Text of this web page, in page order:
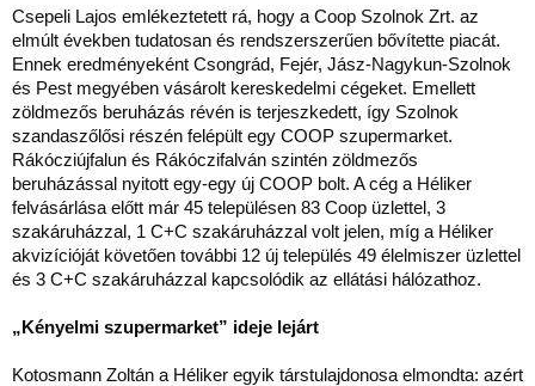
Csepeli Lajos emlékeztetett rá, hogy a Coop Szolnok Zrt. az
elmúlt években tudatosan és rendszerszerűen bővítette piacát.
Ennek eredményeként Csongrád, Fejér, Jász-Nagykun-Szolnok
és Pest megyében vásárolt kereskedelmi cégeket. Emellett
zöldmezős beruházás révén is terjeszkedett, így Szolnok
szandaszőlősi részén felépült egy COOP szupermarket.
Rákócziújfalun és Rákóczifalván szintén zöldmezős
beruházással nyitott egy-egy új COOP bolt. A cég a Héliker
felvásárlása előtt már 45 településen 83 Coop üzlettel, 3
szakáruházzal, 1 C+C szakáruházzal volt jelen, míg a Héliker
akvizícióját követően további 12 új település 49 élelmiszer üzlettel
és 3 C+C szakáruházzal kapcsolódik az ellátási hálózathoz.
„Kényelmi szupermarket” ideje lejárt
Kotosmann Zoltán a Héliker egyik társtulajdonosa elmondta: azért